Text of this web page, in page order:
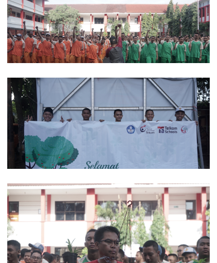
Android Design Project
Android Design Project